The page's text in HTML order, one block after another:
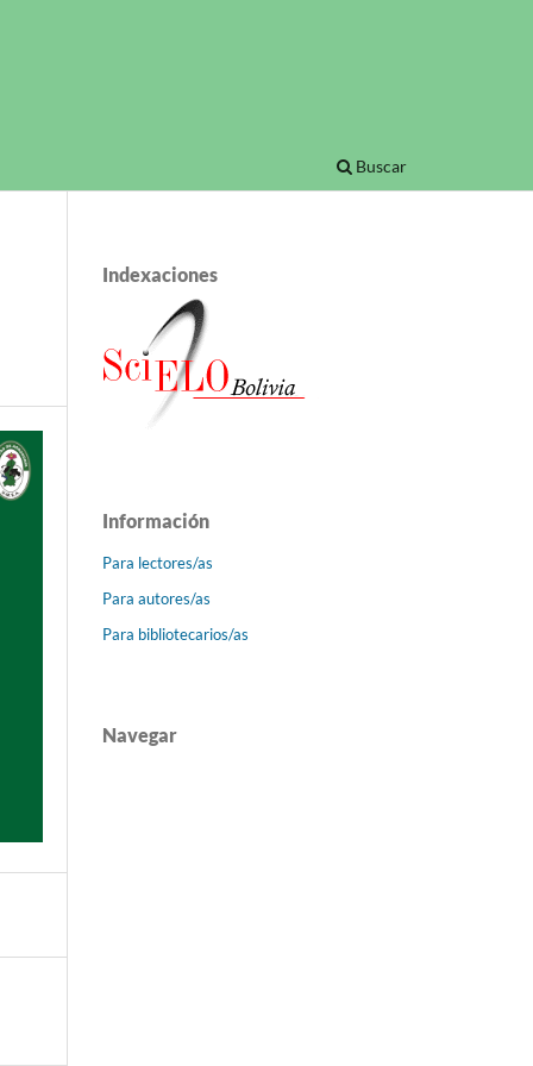
Buscar
Indexaciones
Información
Para lectores/as
Para autores/as
Para bibliotecarios/as
Navegar